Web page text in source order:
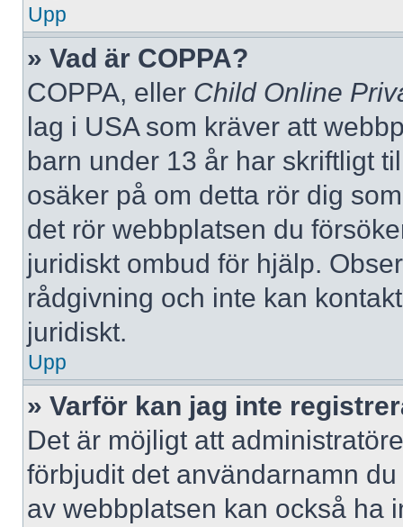
Upp
» Vad är COPPA?
COPPA, eller Child Online
lag i USA som kräver att
barn under 13 år har skriftligt
osäker på om detta rör dig
det rör webbplatsen du
juridiskt ombud för hjälp.
rådgivning och inte kan
juridiskt.
Upp
» Varför kan jag inte
Det är möjligt att
förbjudit det användarnamn
av webbplatsen kan också ha